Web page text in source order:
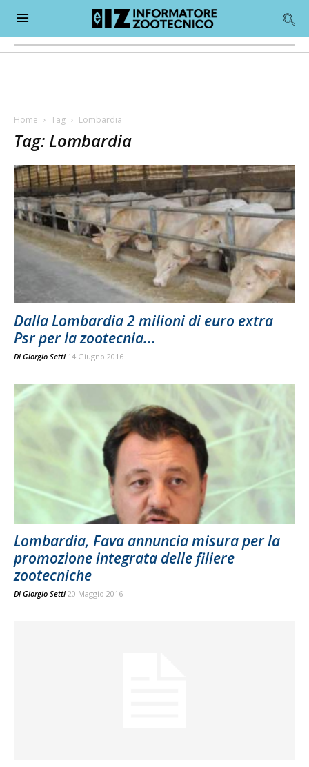
Home Tag Lombardia
Tag: Lombardia
Dalla Lombardia 2 milioni di euro extra
Psr per la zootecnia...
Di Giorgio Setti 14 Giugno 2016
Lombardia, Fava annuncia misura per la
promozione integrata delle filiere
zootecniche
Di Giorgio Setti 20 Maggio 2016